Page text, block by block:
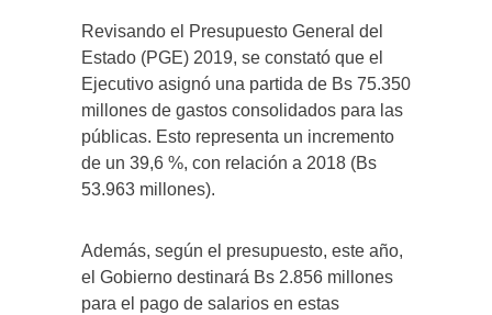
Revisando el Presupuesto General del
Estado (PGE) 2019, se constató que el
Ejecutivo asignó una partida de Bs 75.350
millones de gastos consolidados para las
públicas. Esto representa un incremento
de un 39,6 %, con relación a 2018 (Bs
53.963 millones).
Además, según el presupuesto, este año,
el Gobierno destinará Bs 2.856 millones
para el pago de salarios en estas